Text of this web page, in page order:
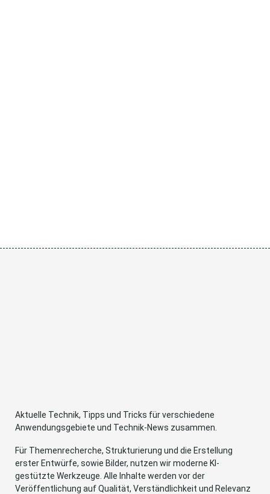
Aktuelle Technik, Tipps und Tricks für verschiedene
Anwendungsgebiete und Technik-News zusammen.
Für Themenrecherche, Strukturierung und die Erstellung
erster Entwürfe, sowie Bilder, nutzen wir moderne KI-
gestützte Werkzeuge. Alle Inhalte werden vor der
Veröffentlichung auf Qualität, Verständlichkeit und Relevanz